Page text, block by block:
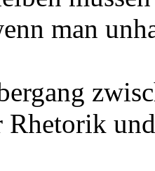
man
Rhetorik